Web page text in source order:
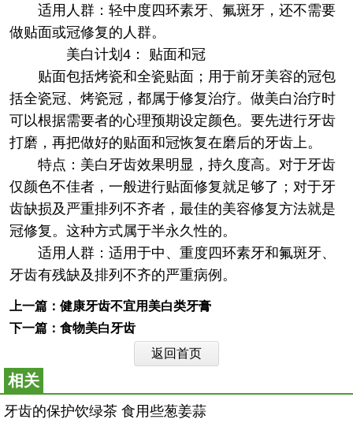
适用人群：轻中度四环素牙、氟斑牙，还不需要
做贴面或冠修复的人群。
美白计划4： 贴面和冠
贴面包括烤瓷和全瓷贴面；用于前牙美容的冠包
括全瓷冠、烤瓷冠，都属于修复治疗。做美白治疗时
可以根据需要者的心理预期设定颜色。要先进行牙齿
打磨，再把做好的贴面和冠恢复在磨后的牙齿上。
特点：美白牙齿效果明显，持久度高。对于牙齿
仅颜色不佳者，一般进行贴面修复就足够了；对于牙
齿缺损及严重排列不齐者，最佳的美容修复方法就是
冠修复。这种方式属于半永久性的。
适用人群：适用于中、重度四环素牙和氟斑牙、
牙齿有残缺及排列不齐的严重病例。
上一篇： 健康牙齿不宜用美白类牙膏
下一篇： 食物美白牙齿
返回首页
相关
牙齿的保护饮绿茶 食用些葱姜蒜